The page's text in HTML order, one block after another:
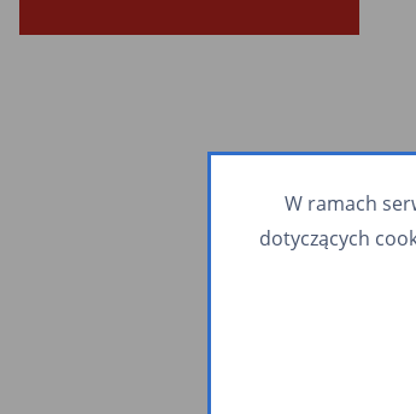
W ramach
dotyczących